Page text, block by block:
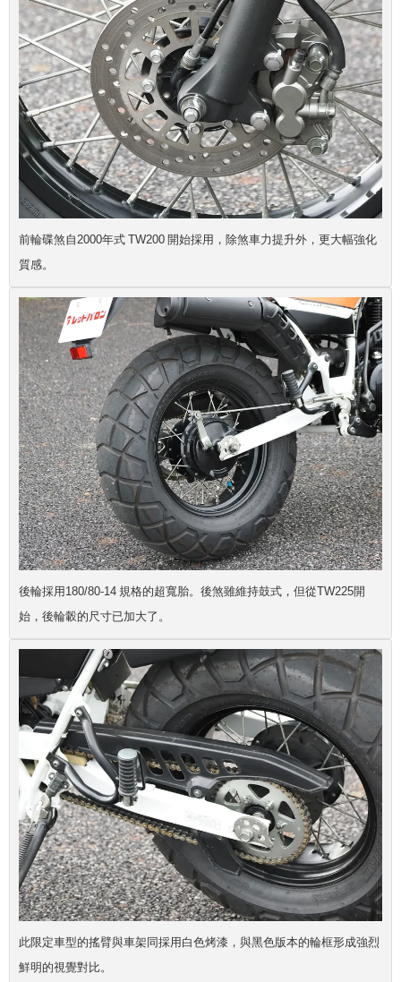
前輪碟煞自2000年式 TW200 開始採用，除煞車力提升外，更大幅強化
質感。
後輪採用180/80-14 規格的超寬胎。後煞雖維持鼓式，但從TW225開
始，後輪轂的尺寸已加大了。
此限定車型的搖臂與車架同採用白色烤漆，與黑色版本的輪框形成強烈
鮮明的視覺對比。